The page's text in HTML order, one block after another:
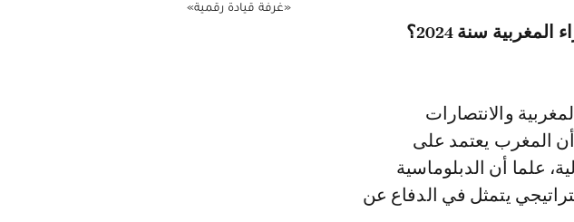
سنة 2024؟
والانتصارات
أن المغرب يعتمد على
علما أن الدبلوماسية
يتمثل في الدفاع عن
«غرفة قيادة رقمية»